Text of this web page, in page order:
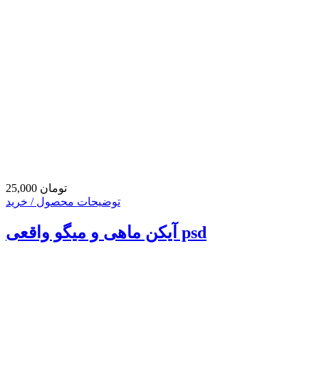
25,000 تومان
توضیحات محصول / خرید
آیکن ماهی و میگو واقعی psd